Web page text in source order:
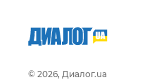
© 2026, Диалог.ua